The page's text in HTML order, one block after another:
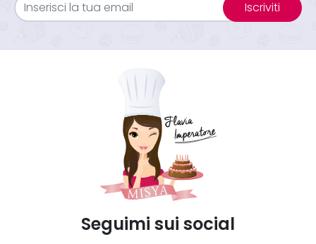
Iscriviti
Seguimi sui social